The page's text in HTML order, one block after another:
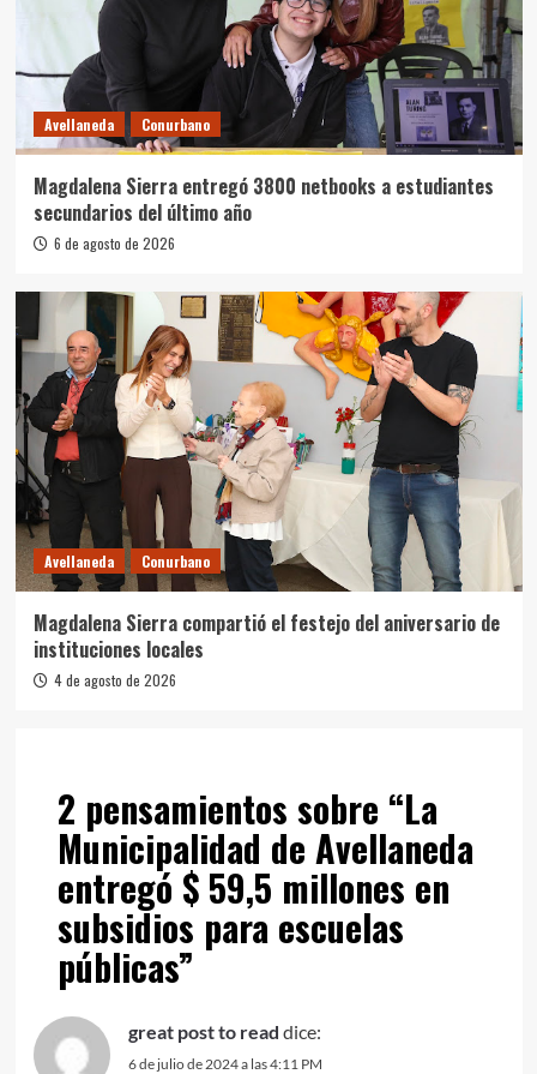
Avellaneda Conurbano
Magdalena Sierra entregó 3800 netbooks a estudiantes
secundarios del último año
6 de agosto de 2026
Avellaneda Conurbano
Magdalena Sierra compartió el festejo del aniversario de
instituciones locales
4 de agosto de 2026
2 pensamientos sobre “La
Municipalidad de Avellaneda
entregó $ 59,5 millones en
subsidios para escuelas
públicas”
great post to read dice:
6 de julio de 2024 a las 4:11 PM